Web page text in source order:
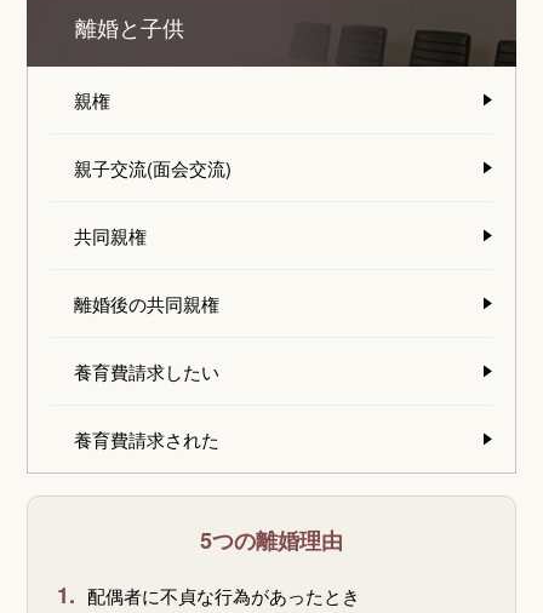
離婚と子供
親権
親子交流(面会交流)
共同親権
離婚後の共同親権
養育費請求したい
養育費請求された
5つの離婚理由
1. 配偶者に不貞な行為があったとき